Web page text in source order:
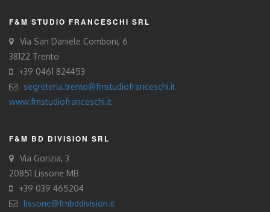
F&M STUDIO FRANCESCHI SRL
Via San Daniele Comboni, 6
38122 Trento
+39 0461 824453
segreteria.trento@fmstudiofranceschi.it
www.fmstudiofranceschi.it
F&M BD DIVISION SRL
Via Gorizia, 3
20851 Lissone MB
+39 039 465204
lissone@fmbddivision.it